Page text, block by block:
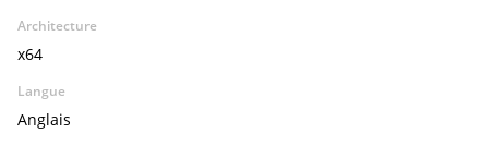
Architecture
x64
Langue
Anglais